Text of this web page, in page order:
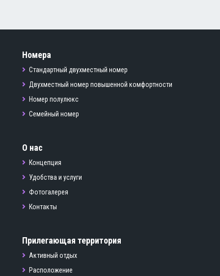
Номера
Стандартный двухместный номер
Двухместный номер повышенной комфортности
Номер полулюкс
Семейный номер
О нас
Концепция
Удобства и услуги
Фотогалерея
Контакты
Прилегающая территория
Активный отдых
Расположение